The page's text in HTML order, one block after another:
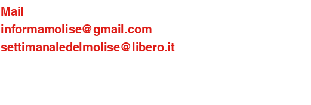
Mail
informamolise@gmail.com
settimanaledelmolise@libero.it